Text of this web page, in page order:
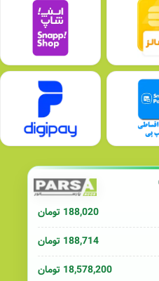
188,020 تومان
188,714 تومان
18,578,200 تومان